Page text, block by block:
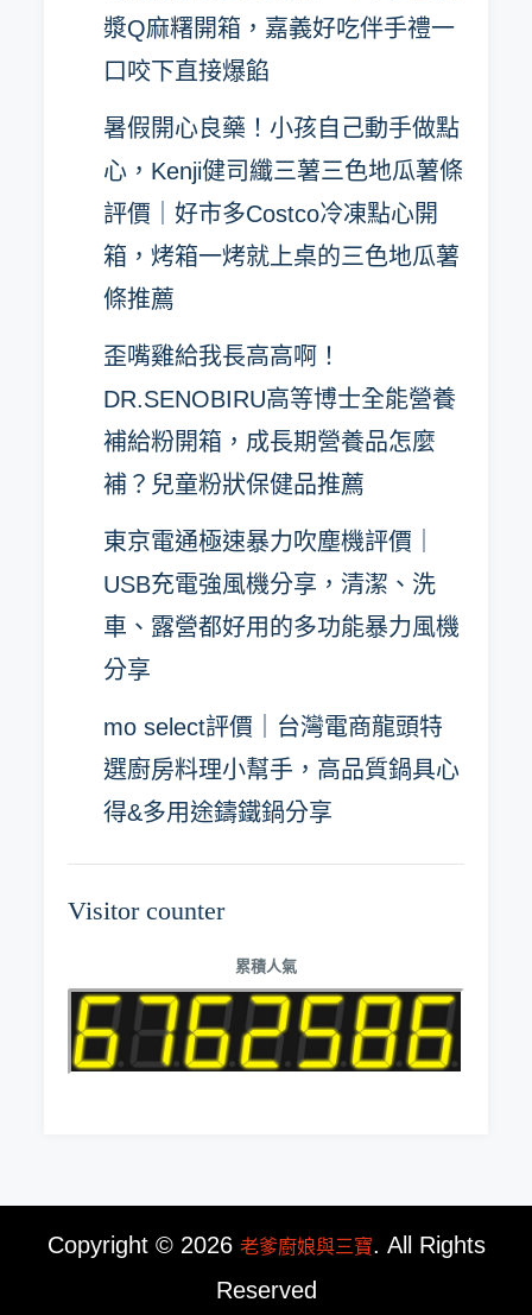
漿Q麻糬開箱，嘉義好吃伴手禮一
口咬下直接爆餡
暑假開心良藥！小孩自己動手做點
心，Kenji健司纖三薯三色地瓜薯條
評價｜好市多Costco冷凍點心開
箱，烤箱一烤就上桌的三色地瓜薯
條推薦
歪嘴雞給我長高高啊！
DR.SENOBIRU高等博士全能營養
補給粉開箱，成長期營養品怎麼
補？兒童粉狀保健品推薦
東京電通極速暴力吹塵機評價｜
USB充電強風機分享，清潔、洗
車、露營都好用的多功能暴力風機
分享
mo select評價｜台灣電商龍頭特
選廚房料理小幫手，高品質鍋具心
得&多用途鑄鐵鍋分享
Visitor counter
累積人氣
Copyright © 2026 老爹廚娘與三寶. All Rights
Reserved